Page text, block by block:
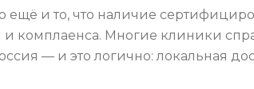
ещё и то, что наличие
комплаенса. Многие клиники
— и это логично: локальная